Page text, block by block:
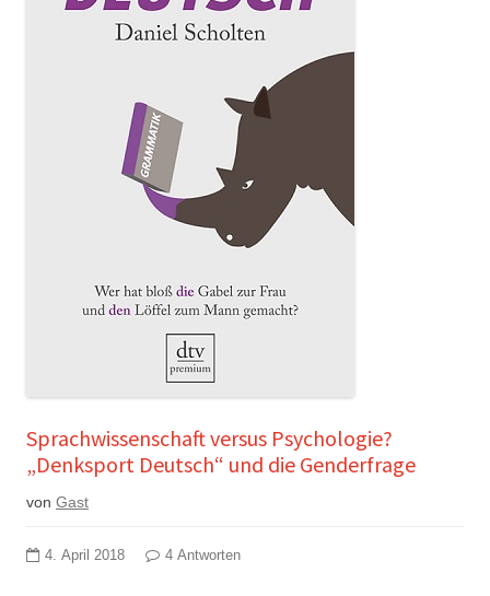
Sprachwissenschaft versus Psychologie?
„Denksport Deutsch“ und die Genderfrage
von Gast
4. April 2018 4 Antworten